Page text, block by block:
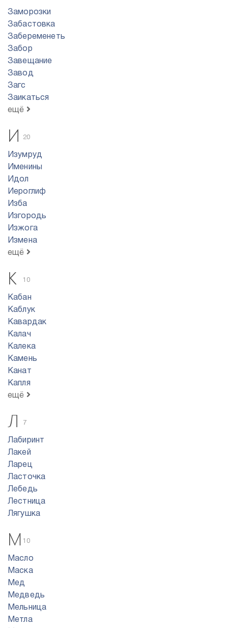
Заморозки
Забастовка
Забеременеть
Забор
Завещание
Завод
Загс
Заикаться
ещё
И 20
Изумруд
Именины
Идол
Иероглиф
Изба
Изгородь
Изжога
Измена
ещё
К 10
Кабан
Каблук
Кавардак
Калач
Калека
Камень
Канат
Капля
ещё
Л 7
Лабиринт
Лакей
Ларец
Ласточка
Лебедь
Лестница
Лягушка
М 10
Масло
Маска
Мед
Медведь
Мельница
Метла